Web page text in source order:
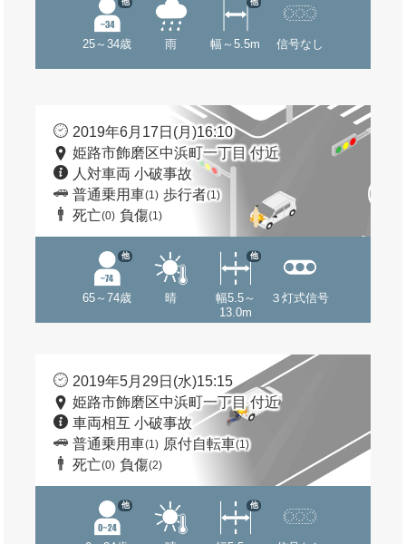
25～34歳
他
雨 幅～5.5m
他
信号なし
2019年6月17日(月)16:10
姫路市飾磨区中浜町一丁目 付近
人対車両 小破事故
普通乗用車(1) 歩行者(1)
死亡(0) 負傷(1)
65～74歳
他
晴
幅5.5～
13.0m
他
３灯式信号
2019年5月29日(水)15:15
姫路市飾磨区中浜町一丁目 付近
車両相互 小破事故
普通乗用車(1) 原付自転車(1)
死亡(0) 負傷(2)
他 他